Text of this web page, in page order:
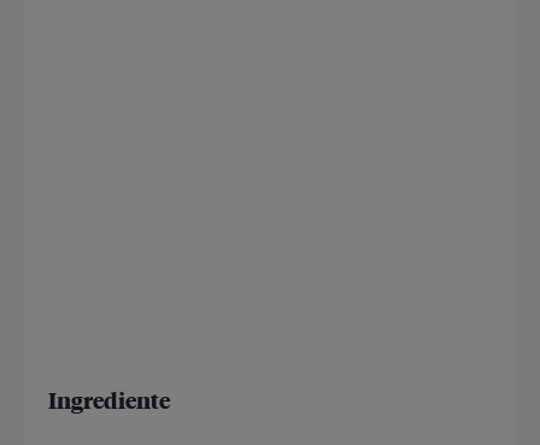
Ingrediente